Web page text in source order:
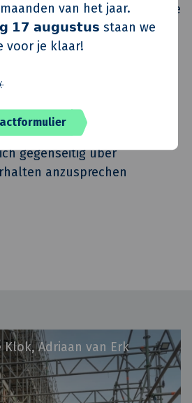
van het jaar.
𝟭𝟳 𝗮𝘂𝗴𝘂𝘀𝘁𝘂𝘀 staan we
voor je klaar!
von Arzneimitteln, die die
Aufmerksamkeit
ist die Einnahme verboten
aufgeräumtes und
Situationen zu
gegenseitig über
anzusprechen
Klok, Adriaan van Erk